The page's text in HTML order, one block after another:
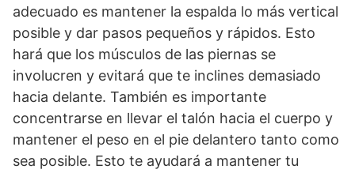
adecuado es mantener la espalda lo más vertical
posible y dar pasos pequeños y rápidos. Esto
hará que los músculos de las piernas se
involucren y evitará que te inclines demasiado
hacia delante. También es importante
concentrarse en llevar el talón hacia el cuerpo y
mantener el peso en el pie delantero tanto como
sea posible. Esto te ayudará a mantener tu